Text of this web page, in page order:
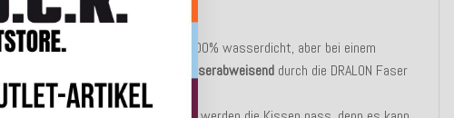
ANMERKUNG:
Unsere Outdoor Kissen sind nicht 100% wasserdicht, aber bei einem
wasserabweisend durch die DRALON Faser
und den Teflon - Schutz!